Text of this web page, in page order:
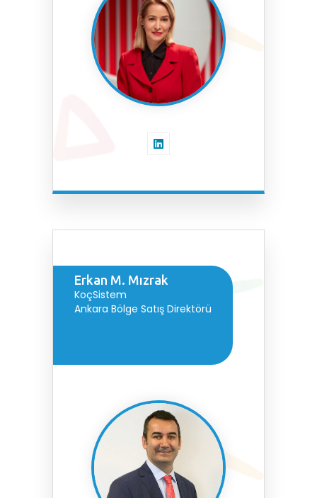
Erkan M. Mızrak
KoçSistem
Ankara Bölge Satış Direktörü